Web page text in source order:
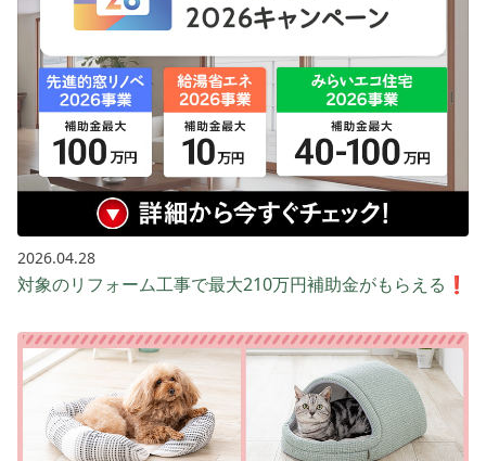
2026.04.28
対象のリフォーム工事で最大210万円補助金がもらえる❗